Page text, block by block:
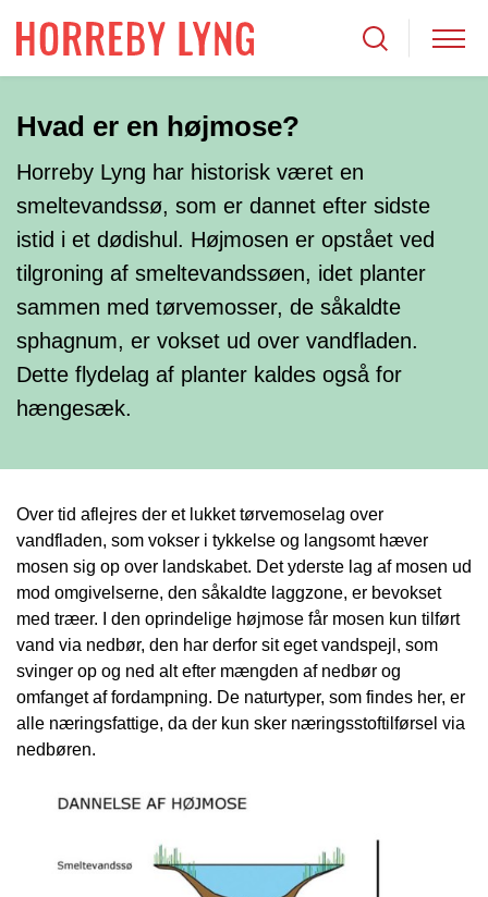
Hvad er en højmose?
Horreby Lyng har historisk været en
smeltevandssø, som er dannet efter sidste
istid i et dødishul. Højmosen er opstået ved
tilgroning af smeltevandssøen, idet planter
sammen med tørvemosser, de såkaldte
sphagnum, er vokset ud over vandfladen.
Dette flydelag af planter kaldes også for
hængesæk.
Over tid aflejres der et lukket tørvemoselag over
vandfladen, som vokser i tykkelse og langsomt hæver
mosen sig op over landskabet. Det yderste lag af mosen ud
mod omgivelserne, den såkaldte laggzone, er bevokset
med træer. I den oprindelige højmose får mosen kun tilført
vand via nedbør, den har derfor sit eget vandspejl, som
svinger op og ned alt efter mængden af nedbør og
omfanget af fordampning. De naturtyper, som findes her, er
alle næringsfattige, da der kun sker næringsstoftilførsel via
nedbøren.